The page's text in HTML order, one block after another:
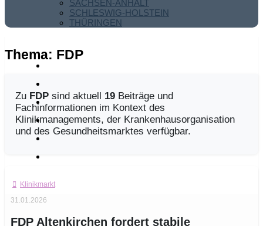
SACHSEN-ANHALT
SCHLESWIG-HOLSTEIN
THÜRINGEN
Thema: FDP
Zu FDP sind aktuell 19 Beiträge und
Fachinformationen im Kontext des
Klinikmanagements, der Krankenhausorganisation
und des Gesundheitsmarktes verfügbar.
Klinikmarkt
31.01.2026
FDP Altenkirchen fordert stabile